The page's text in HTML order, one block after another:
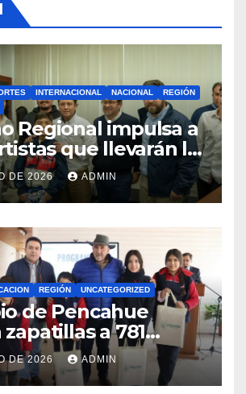
INTERNACIONAL NACIONAL
REGIÓN
Regional impulsa a
que llevarán la
maulina a
DE 2026 ADMIN
REGIÓN UNCATEGORIZED
de Pencahue
a 781
con recursos del
DE 2026 ADMIN